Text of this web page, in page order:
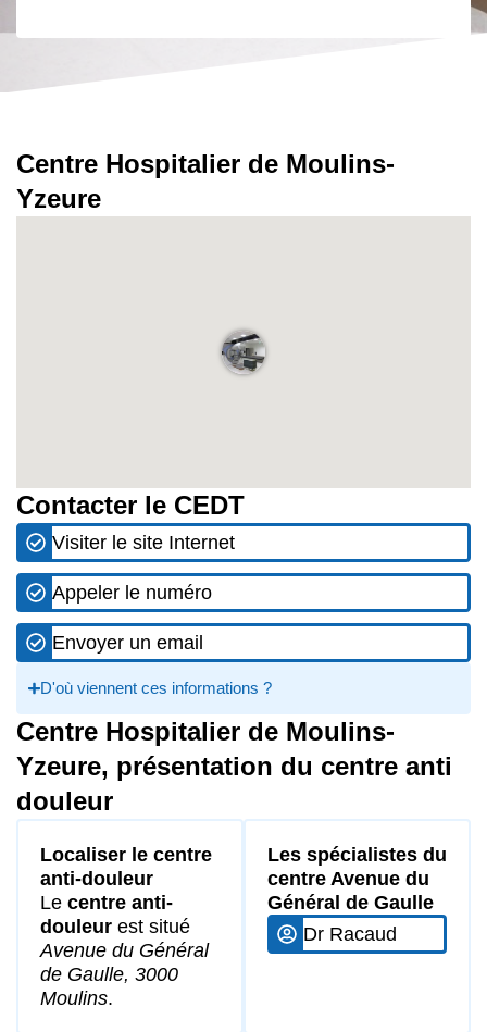
Centre Hospitalier de Moulins-
Yzeure, présentation du centre anti
douleur
Localiser le centre
anti-douleur
Le centre anti-
douleur est situé
Avenue du Général
de Gaulle, 3000
Moulins.
Les spécialistes du
centre Avenue du
Général de Gaulle
Dr Racaud
Centre Hospitalier de Moulins-
Yzeure
Contacter le CEDT
Visiter le site Internet
Appeler le numéro
Envoyer un email
D'où viennent ces informations ?